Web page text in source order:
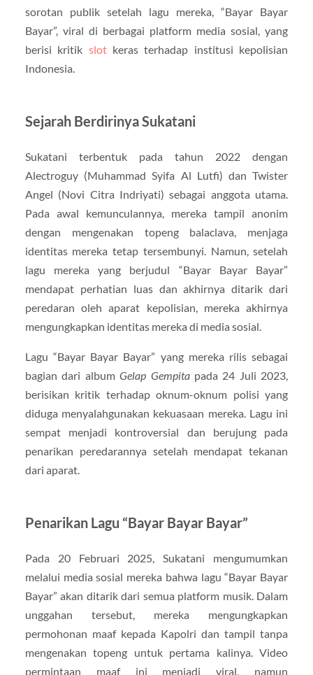
sorotan publik setelah lagu mereka, “Bayar Bayar
Bayar”, viral di berbagai platform media sosial, yang
berisi kritik slotkeras terhadap institusi kepolisian
Indonesia.
Sejarah Berdirinya Sukatani
Sukatani terbentuk pada tahun 2022 dengan
Alectroguy (Muhammad Syifa Al Lutfi) dan Twister
Angel (Novi Citra Indriyati) sebagai anggota utama.
Pada awal kemunculannya, mereka tampil anonim
dengan mengenakan topeng balaclava, menjaga
identitas mereka tetap tersembunyi. Namun, setelah
lagu mereka yang berjudul “Bayar Bayar Bayar”
mendapat perhatian luas dan akhirnya ditarik dari
peredaran oleh aparat kepolisian, mereka akhirnya
mengungkapkan identitas mereka di media sosial.
Lagu “Bayar Bayar Bayar” yang mereka rilis sebagai
bagian dari albumGelap Gempitapada 24 Juli 2023,
berisikan kritik terhadap oknum-oknum polisi yang
diduga menyalahgunakan kekuasaan mereka. Lagu ini
sempat menjadi kontroversial dan berujung pada
penarikan peredarannya setelah mendapat tekanan
dari aparat.
Penarikan Lagu “Bayar Bayar Bayar”
Pada 20 Februari 2025, Sukatani mengumumkan
melalui media sosial mereka bahwa lagu “Bayar Bayar
Bayar” akan ditarik dari semua platform musik. Dalam
unggahan tersebut, mereka mengungkapkan
permohonan maaf kepada Kapolri dan tampil tanpa
mengenakan topeng untuk pertama kalinya. Video
permintaan maaf ini menjadi viral, namun